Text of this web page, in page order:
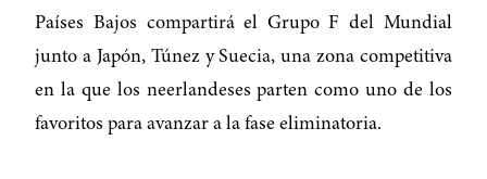
Países Bajos compartirá el Grupo F del Mundial
junto a Japón, Túnez y Suecia, una zona competitiva
en la que los neerlandeses parten como uno de los
favoritos para avanzar a la fase eliminatoria.